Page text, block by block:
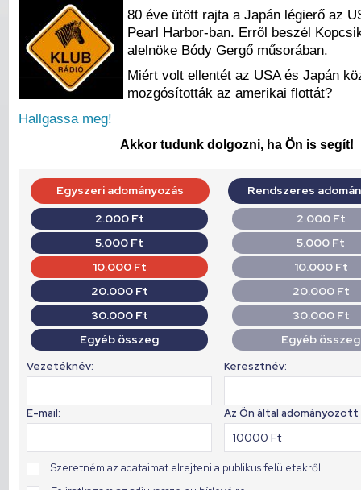
80 éve ütött rajta a Japán légierő az
Pearl Harbor-ban. Erről beszél
alelnöke Bódy Gergő műsorában.
Miért volt ellentét az USA és Japán
mozgósították az amerikai flottát?
Hallgassa meg!
Akkor tudunk dolgozni, ha Ön is segít!